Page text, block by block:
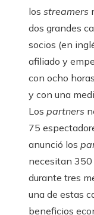
los streamers
dos grandes
socios (en
afiliado y
con ocho
y con una
Los partners
75
anunció los
necesitan 350
durante tres
una de estas
beneficios